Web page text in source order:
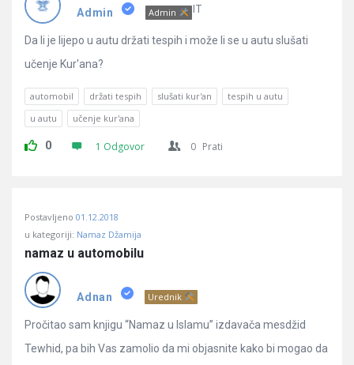
Admin Admin IT
Da li je lijepo u autu držati tespih i može li se u autu slušati
učenje Kur'ana?
automobil držati tespih slušati kur'an
tespih u autu
u autu
učenje kur'ana
0 1 Odgovor 0 Prati
Postavljeno 01.12.2018
u kategoriji: Namaz Džamija
namaz u automobilu
Adnan Urednik
Pročitao sam knjigu “Namaz u Islamu” izdavača mesdžid
Tewhid, pa bih Vas zamolio da mi objasnite kako bi mogao da